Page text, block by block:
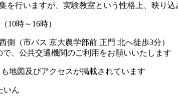
行いますが、実験教室という性格上、映り込
10時～16時）
（市バス 京大農学部前 正門 北へ徒歩3分）
共交通機関のご利用をお願いいたします
地図及びアクセスが掲載されています
いん